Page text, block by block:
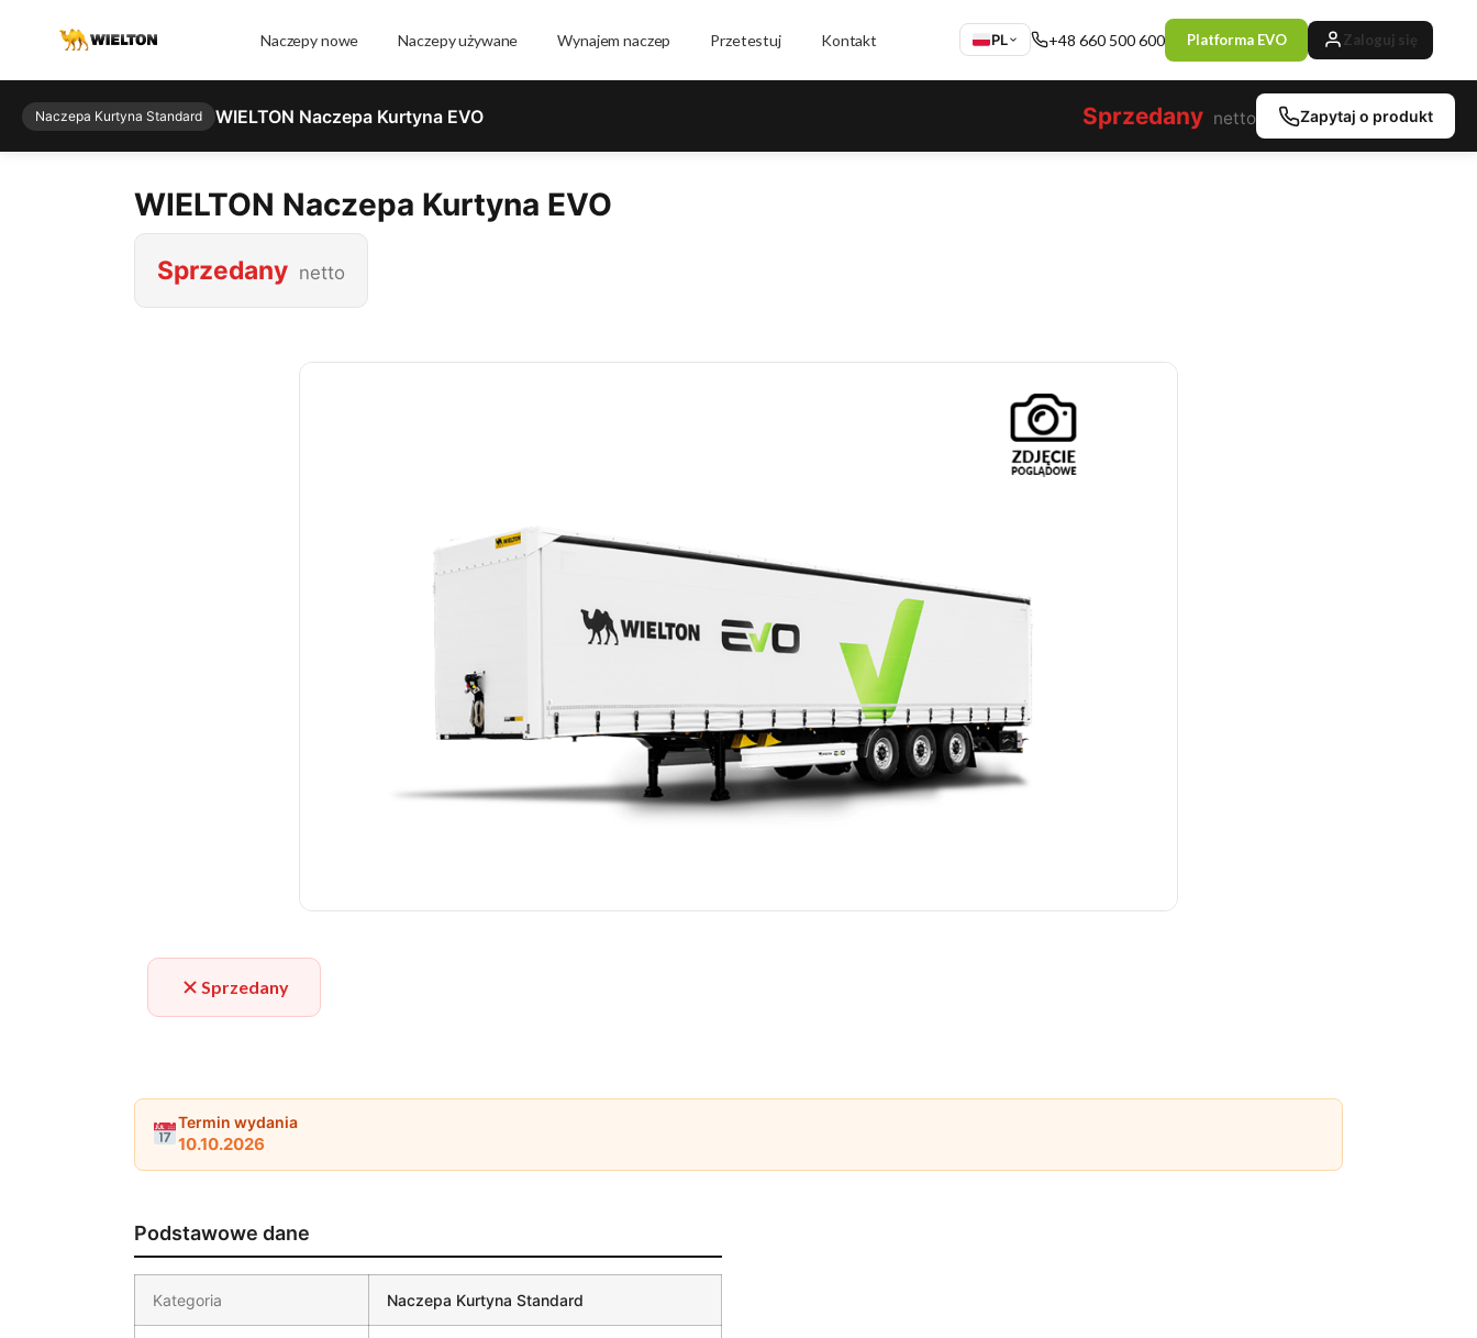
Naczepy nowe Naczepy używane Wynajem naczep Przetestuj Kontakt PL +48 660 500 600 Platforma EVO Zaloguj się
Naczepa Kurtyna Standard WIELTON Naczepa Kurtyna EVO Sprzedany netto Zapytaj o produkt
WIELTON Naczepa Kurtyna EVO
Sprzedany netto
Sprzedany
Termin wydania
10.10.2026
Podstawowe dane
Kategoria Naczepa Kurtyna Standard